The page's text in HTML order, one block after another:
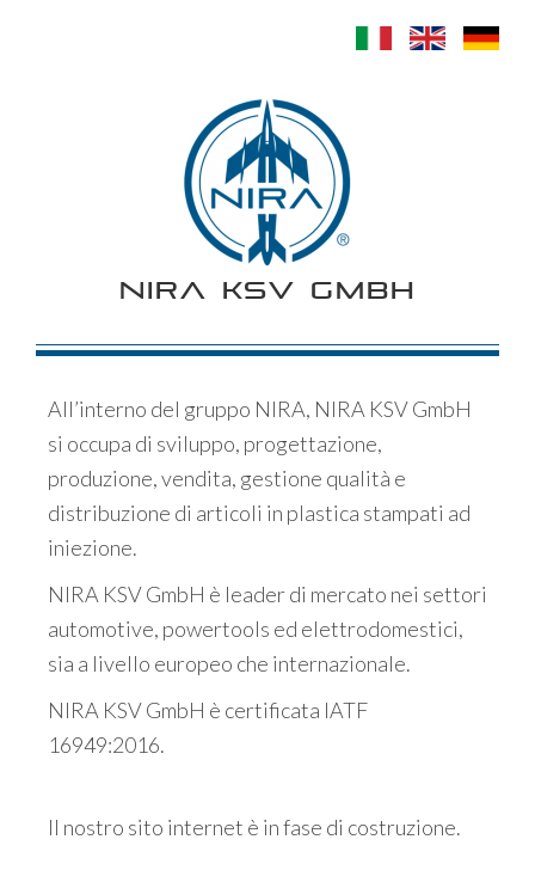
NIRA KSV GMBH
All’interno del gruppo NIRA, NIRA KSV GmbH
si occupa di sviluppo, progettazione,
produzione, vendita, gestione qualità e
distribuzione di articoli in plastica stampati ad
iniezione.
NIRA KSV GmbH è leader di mercato nei settori
automotive, powertools ed elettrodomestici,
sia a livello europeo che internazionale.
NIRA KSV GmbH è certificata IATF
16949:2016.
Il nostro sito internet è in fase di costruzione.